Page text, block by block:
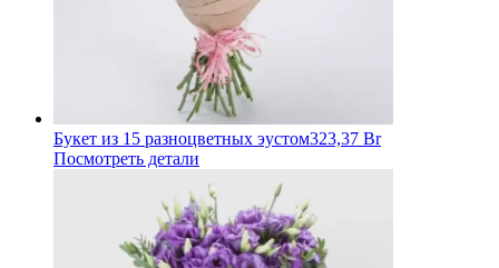
Букет из 15 разноцветных эустом323,37 Br
Посмотреть детали